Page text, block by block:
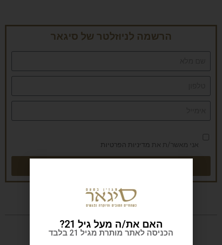
הרשמה לניוזלטר של סיגאר
אני מאשר/ת את מדיניות הפרטיות
האם את/ה מעל גיל 21?
הכניסה לאתר מותרת מגיל 21 בלבד